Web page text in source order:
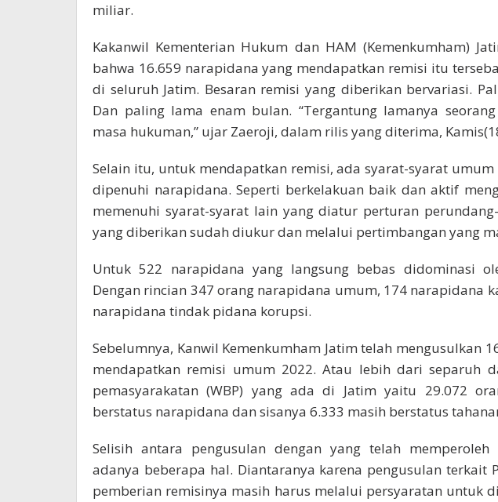
miliar.
Kakanwil Kementerian Hukum dan HAM (Kemenkumham)
bahwa 16.659 narapidana yang mendapatkan remisi itu
di seluruh Jatim. Besaran remisi yang diberikan bervariasi.
Dan paling lama enam bulan. “Tergantung lamanya
masa hukuman,” ujar Zaeroji, dalam rilis yang diterima,
Selain itu, untuk mendapatkan remisi, ada syarat-syarat
dipenuhi narapidana. Seperti berkelakuan baik dan aktif
memenuhi syarat-syarat lain yang diatur perturan
yang diberikan sudah diukur dan melalui pertimbangan yang
Untuk 522 narapidana yang langsung bebas didominasi
Dengan rincian 347 orang narapidana umum, 174 narapidana
narapidana tindak pidana korupsi.
Sebelumnya, Kanwil Kemenkumham Jatim telah mengusulkan
mendapatkan remisi umum 2022. Atau lebih dari separuh
pemasyarakatan (WBP) yang ada di Jatim yaitu 29.072
berstatus narapidana dan sisanya 6.333 masih berstatus
Selisih antara pengusulan dengan yang telah memperoleh
adanya beberapa hal. Diantaranya karena pengusulan terkait
pemberian remisinya masih harus melalui persyaratan untuk